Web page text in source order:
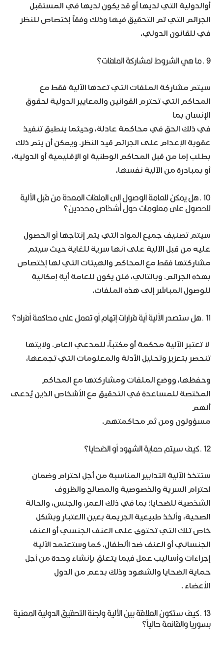
أوالدولية التي لديها أو قد يكون لديها في المستقبل
الجرائم التي تم التحقيق فيها وذلك وفقاً إختصاص للنظر
في للقانون الدولي.
9 .ما هي الشروط لمشاركة الملفات؟
سيتم مشاركة الملفات التي تعدها الآلية فقط مع
المحاكم التي تحترم القوانين والمعايير الدولية لحقوق
الإنسان بما
في ذلك الحق في محاكمة عادلة، وحيثما ينطبق تنفيذ
عقوبة الإعدام على الجرائم قيد النظر. ويمكن أن يتم ذلك
بطلب إما من قبل المحاكم الوطنية او الإقليمية أو الدولية،
أو بمبادرة من الآلية نفسها.
10 .هل يمكن للعامة الوصول إلى الملفات المعدة من قبل الآلية
للحصول على معلومات حول أشخاص محددين؟
سيتم تصنيف جميع المواد التي يتم إنتاجها أو الحصول
عليه من قبل الآلية على أنها سرية للغاية حيث سيتم
مشاركتها فقط مع المحاكم والهيئات التي لها إختصاص
بهذه الجرائم. وبالتالي، فلن يكون للعامة أية إمكانية
للوصول المباشر إلى هذه الملفات.
11 .هل ستصدر الآلية أية قرارات إتهام أو تعمل على محاكمة أفراد؟
لا تعتبر الآلية محكمة أو مكتباً، للمدعي العام. ولايتها
تنحصر بتعزيز وتحليل الأدلة والمعلومات التي تجمعها،
وحفظها، ووضع الملفات ومشاركتها مع المحاكم
المختصة للمساعدة في التحقيق مع الأشخاص الذين يُدعى
أنهم
مسؤولون ومن ثم محاكمتهم.
12 .كيف سيتم حماية الشهود أو الضحايا؟
ستتخذ الآلية التدابير المناسبة من أجل احترام وضمان
احترام السرية والخصوصية والمصالح والظروف
الشخصية للضحايا؛ بما في ذلك العمر، والجنس، والحالة
الصحية، وألخذ طبيعية الجريمة بعين االعتبار وبشكل
خاص تلك التي تحتوي على العنف الجنسي أو العنف
الجنساني أو العنف ضد األطفال. كما وستعتمد الآلية
إجراءات وأساليب عمل فيما يتعلق بإنشاء وحدة من أجل
حماية الضحايا والشهود وذلك بدعم من الدول
الأعضاء .
13 .كيف ستكون العلاقة بين الآلية ولجنة التحقيق الدولية المعنية
بسوريا والقائمة حالياً؟